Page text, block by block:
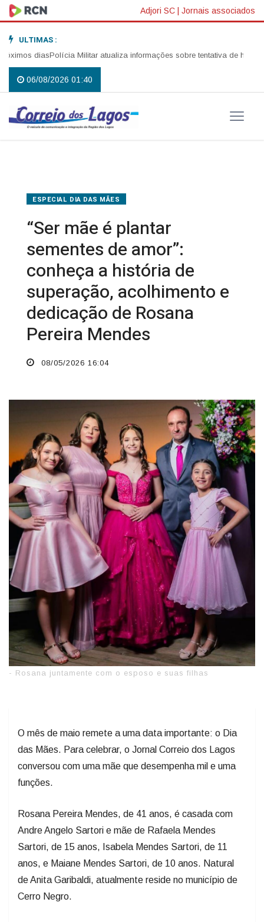
Adjori SC | Jornais associados
ULTIMAS :
diasPolícia Militar atualiza informações sobre tentativa de homicídio no
06/08/2026 01:40
ESPECIAL DIA DAS MÃES
“Ser mãe é plantar
sementes de amor”:
conheça a história de
superação, acolhimento e
dedicação de Rosana
Pereira Mendes
08/05/2026 16:04
- Rosana juntamente com o esposo e suas filhas
O mês de maio remete a uma data importante: o Dia
das Mães. Para celebrar, o Jornal Correio dos Lagos
conversou com uma mãe que desempenha mil e uma
funções.
Rosana Pereira Mendes, de 41 anos, é casada com
Andre Angelo Sartori e mãe de Rafaela Mendes
Sartori, de 15 anos, Isabela Mendes Sartori, de 11
anos, e Maiane Mendes Sartori, de 10 anos. Natural
de Anita Garibaldi, atualmente reside no município de
Cerro Negro.